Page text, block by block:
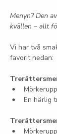
Menyn? Den
kvällen – allt
Vi har två
favorit nedan:
En härlig